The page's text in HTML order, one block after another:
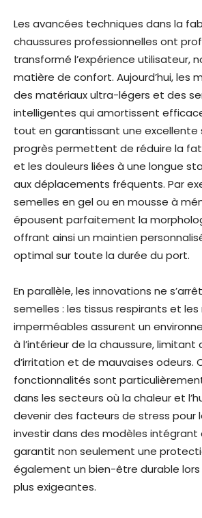
Les avancées techniques dans la
chaussures professionnelles ont
transformé l’expérience utilisateur,
matière de confort. Aujourd’hui, les
des matériaux ultra-légers et des
intelligentes qui amortissent
tout en garantissant une excellente
progrès permettent de réduire la
et les douleurs liées à une longue
aux déplacements fréquents. Par
semelles en gel ou en mousse à
épousent parfaitement la
offrant ainsi un maintien
optimal sur toute la durée du port.
En parallèle, les innovations ne
semelles : les tissus respirants et
imperméables assurent un
à l’intérieur de la chaussure, limitant
d’irritation et de mauvaises odeurs.
fonctionnalités sont
dans les secteurs où la chaleur et
devenir des facteurs de stress pour
investir dans des modèles
garantit non seulement une
également un bien-être durable lors
plus exigeantes.